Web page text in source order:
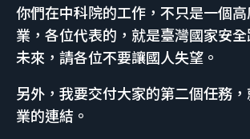
你們在中科院的工作，不只是一個
業，各位代表的，就是臺灣國家安
未來，請各位不要讓國人失望。
另外，我要交付大家的第二個任務
業的連結。